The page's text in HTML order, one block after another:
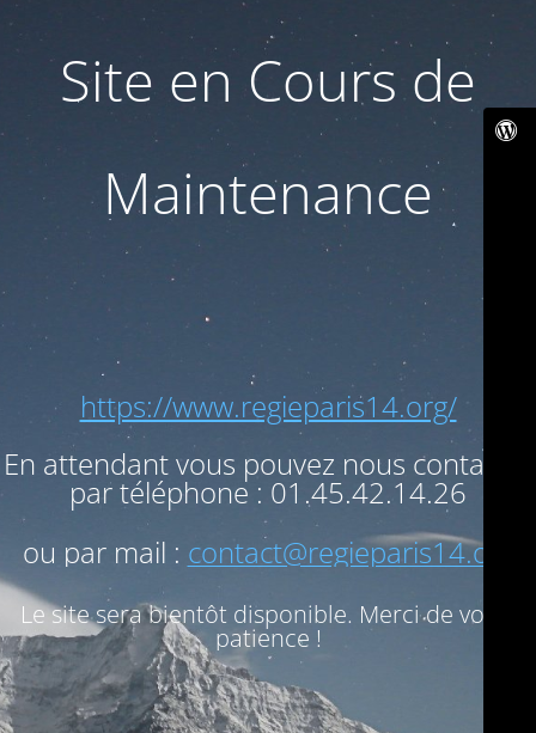
Site en Cours de
Maintenance
https://www.regieparis14.org/
En attendant vous pouvez nous contacter
par téléphone : 01.45.42.14.26
ou par mail : contact@regieparis14.org
Le site sera bientôt disponible. Merci de votre
patience !